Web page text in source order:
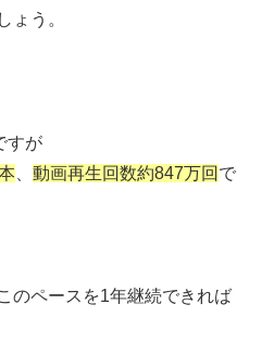
ょう。
すが
動画再生回数約847万回 で
のペースを1年継続できれば